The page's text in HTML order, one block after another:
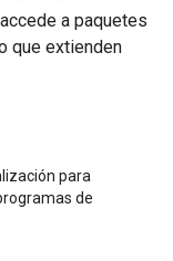
a paquetes
que extienden
para
de